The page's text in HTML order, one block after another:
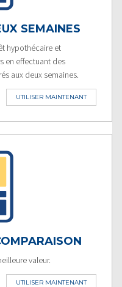
SEMAINES
hypothécaire et
en effectuant des
aux deux semaines.
UTILISER MAINTENANT
valeur.
UTILISER MAINTENANT